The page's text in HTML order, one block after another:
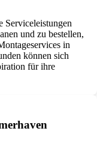
Serviceleistungen
und zu bestellen,
in
können sich
für ihre